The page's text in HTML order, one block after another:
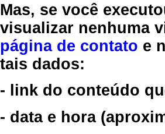
Mas, se você
visualizar nenhuma
página de contato e
tais dados:
- link do conteúdo
- data e hora